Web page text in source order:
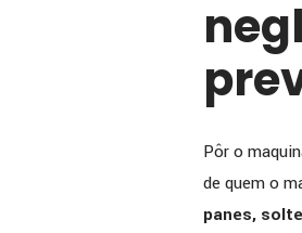
Pôr o
de quem o
panes,